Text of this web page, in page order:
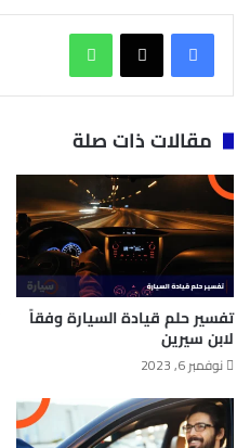
مقالات ذات صلة
تفسير حلم قيادة السيارة وفقاً
لابن سيرين
نوفمبر 6, 2023